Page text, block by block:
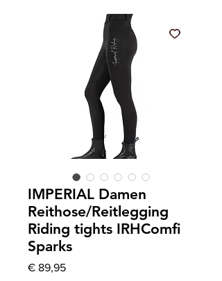
IMPERIAL Damen
Reithose/Reitlegging
Riding tights IRHComfi
Sparks
€ 89,95Preis